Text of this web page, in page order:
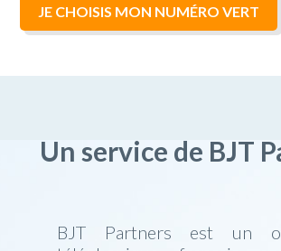
JE CHOISIS MON NUMÉRO VERT
Un service de BJT
BJT Partners est un